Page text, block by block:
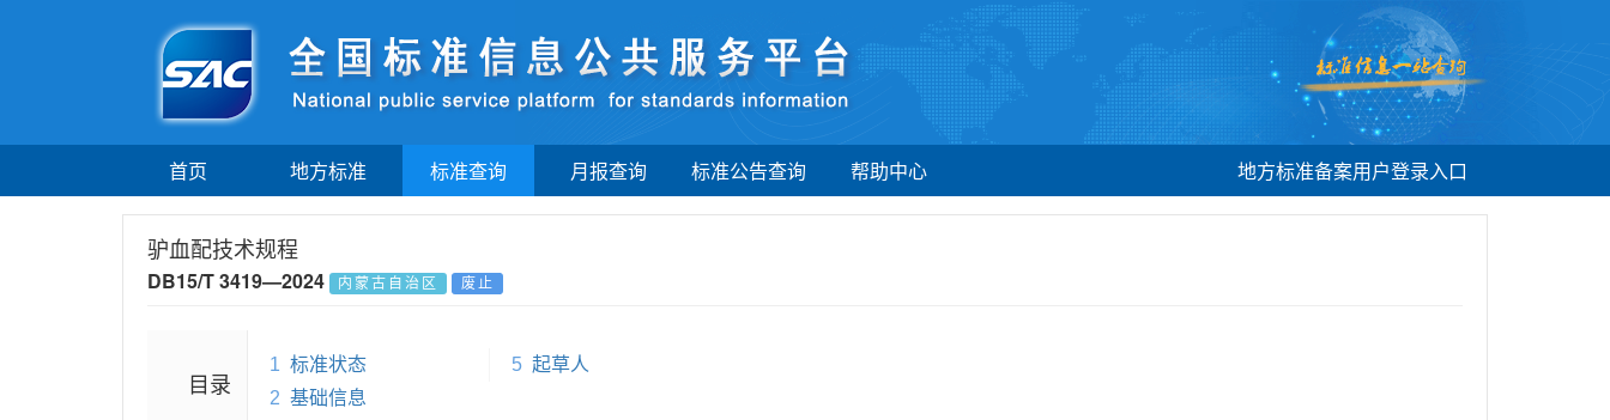
首页 地方标准 标准查询 月报查询 标准公告查询 帮助中心 地方标准备案用户登录入口
驴血配技术规程
DB15/T 3419—2024 内蒙古自治区 废止
目录
1 标准状态
2 基础信息
5 起草人